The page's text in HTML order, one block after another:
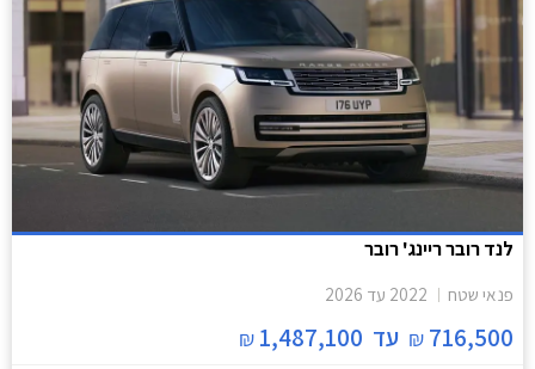
לנד רובר ריינג' רובר
פנאי שטח 2022 עד 2026
716,500
₪ עד 1,487,100
₪